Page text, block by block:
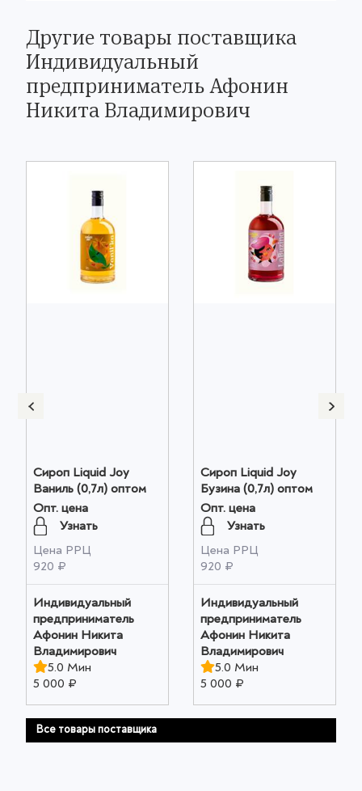
Другие товары поставщика
Индивидуальный
предприниматель Афонин
Никита Владимирович
Сироп Liquid Joy
Ваниль (0,7л) оптом
Опт. цена
Узнать
Цена РРЦ
920 ₽
Индивидуальный
предприниматель
Афонин Никита
Владимирович
5.0 Мин
5 000 ₽
Сироп Liquid Joy
Бузина (0,7л) оптом
Опт. цена
Узнать
Цена РРЦ
920 ₽
Индивидуальный
предприниматель
Афонин Никита
Владимирович
5.0 Мин
5 000 ₽
Все товары поставщика